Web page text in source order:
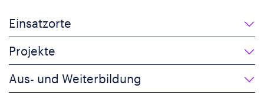
Einsatzorte
Projekte
Aus- und Weiterbildung